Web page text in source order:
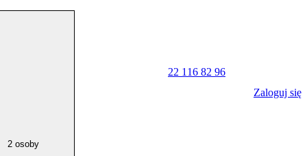
2 osoby
22 116 82 96
Zaloguj się